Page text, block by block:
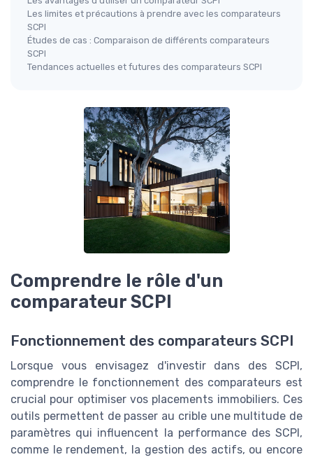
Les limites et précautions à prendre avec les comparateurs
SCPI
Études de cas : Comparaison de différents comparateurs
SCPI
Tendances actuelles et futures des comparateurs SCPI
Comprendre le rôle d'un
comparateur SCPI
Fonctionnement des comparateurs SCPI
Lorsque vous envisagez d'investir dans des SCPI,
comprendre le fonctionnement des comparateurs est
crucial pour optimiser vos placements immobiliers. Ces
outils permettent de passer au crible une multitude de
paramètres qui influencent la performance des SCPI,
comme le rendement, la gestion des actifs, ou encore